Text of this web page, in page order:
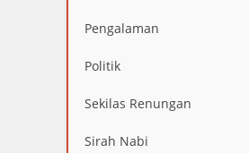
Pengalaman
Politik
Sekilas Renungan
Sirah Nabi